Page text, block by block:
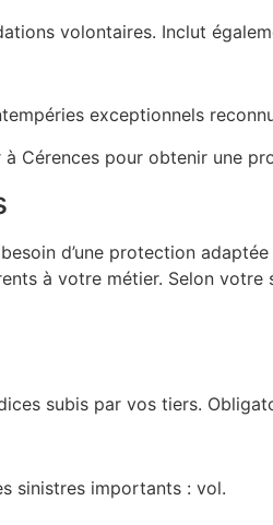
volontaires. Inclut
exceptionnels
Cérences pour obtenir une
d’une protection
à votre métier. Selon
subis par vos tiers.
sinistres importants : vol.